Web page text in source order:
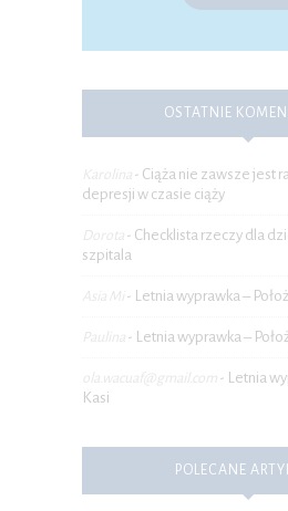
OSTATNIE
Karolina - Ciąża nie zawsze jest
depresji w czasie ciąży
Dorota - Checklista rzeczy dla
szpitala
Asia Mi - Letnia wyprawka –
Paulina - Letnia wyprawka –
ola.wacuaf@gmail.com -
Letnia
Kasi
POLECANE